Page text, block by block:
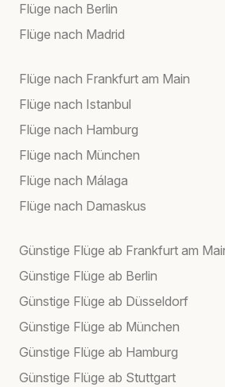
Flüge nach Berlin
Flüge nach Madrid
Flüge nach Frankfurt am Main
Flüge nach Istanbul
Flüge nach Hamburg
Flüge nach München
Flüge nach Málaga
Flüge nach Damaskus
Günstige Flüge ab Frankfurt am
Günstige Flüge ab Berlin
Günstige Flüge ab Düsseldorf
Günstige Flüge ab München
Günstige Flüge ab Hamburg
Günstige Flüge ab Stuttgart